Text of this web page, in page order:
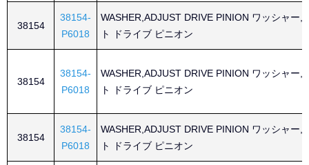
38154
38154-
P6018
WASHER,ADJUST DRIVE PINION ワッシャー,
ト ドライブ ピニオン
38154
38154-
P6018
WASHER,ADJUST DRIVE PINION ワッシャー,
ト ドライブ ピニオン
38154
38154-
P6018
WASHER,ADJUST DRIVE PINION ワッシャー,
ト ドライブ ピニオン